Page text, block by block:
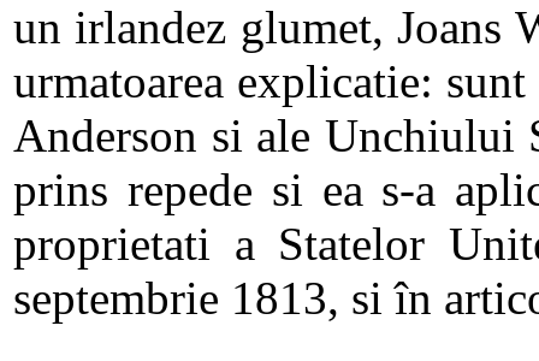
un irlandez glumet, Joans
urmatoarea explicatie:
Anderson si ale Unchiului
prins repede si ea s-a
proprietati a Statelor
septembrie 1813, si în